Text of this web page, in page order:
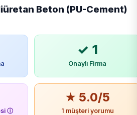
Beton (PU-Cement)
✓ 1
Onaylı Firma
ⓘ
★ 5.0/5
1 müşteri yorumu